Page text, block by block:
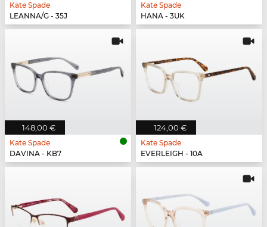
Kate Spade
LEANNA/G - 35J
Kate Spade
HANA - 3UK
148,00 €
Kate Spade
DAVINA - KB7
124,00 €
Kate Spade
EVERLEIGH - 10A